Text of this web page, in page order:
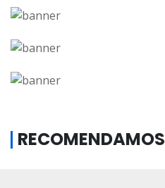
RECOMENDAMOS